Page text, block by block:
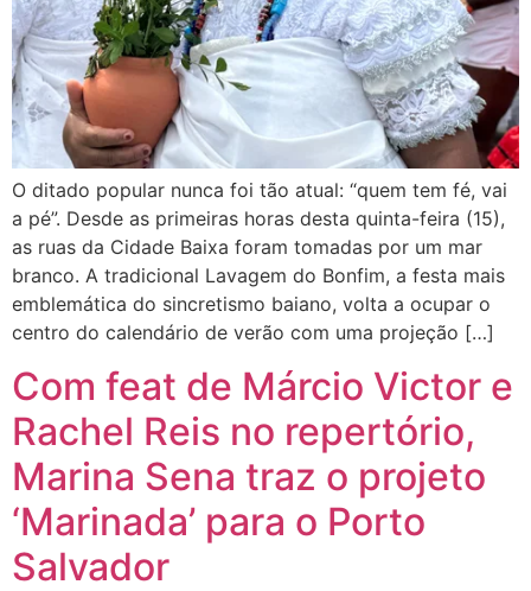
O ditado popular nunca foi tão atual: “quem tem fé, vai
a pé”. Desde as primeiras horas desta quinta-feira (15),
as ruas da Cidade Baixa foram tomadas por um mar
branco. A tradicional Lavagem do Bonfim, a festa mais
emblemática do sincretismo baiano, volta a ocupar o
centro do calendário de verão com uma projeção […]
Com feat de Márcio Victor e
Rachel Reis no repertório,
Marina Sena traz o projeto
‘Marinada’ para o Porto
Salvador